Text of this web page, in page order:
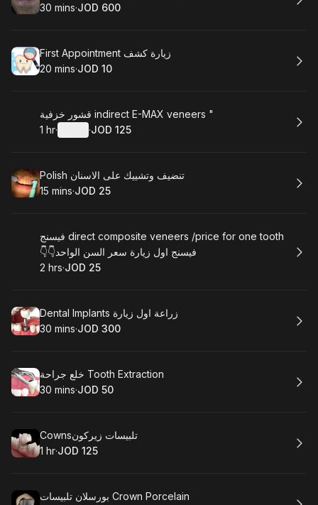
.Duration:
30 mins·
. Price:
JOD 600
Book First Appointment زيارة كشف
.Duration:
20 mins·
. Price:
JOD 10
Book قشور خزفية indirect E-MAX veneers "
. Duration:
1 hr· ·
. Price:
JOD 125
Book Polish تنضيف وتشييك على الاسنان
.Duration:
15 mins·
. Price:
JOD 25
Book
فيسنج direct composite veneers /price for one tooth
👇👇فيسنج اول زيارة سعر السن الواحد
. Duration:
2 hrs·
. Price:
JOD 25
Book Dental Implants زراعة اول زيارة
.Duration:
30 mins·
. Price:
JOD 300
Book خلع جراحة Tooth Extraction
.Duration:
30 mins·
. Price:
JOD 50
Book Cownsتلبيسات زيركون
. Duration:
1 hr·
. Price:
JOD 125
Book بورسلان تلبيسات Crown Porcelain